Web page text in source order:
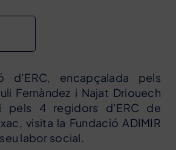
d’ERC, encapçalada pels
Fernàndez i Najat Driouech
pels 4 regidors d’ERC de
visita la Fundació ADIMIR
labor social.